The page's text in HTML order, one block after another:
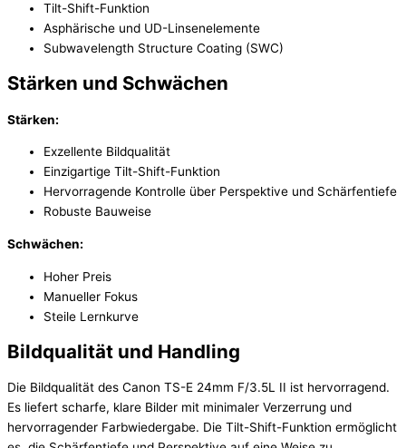
Tilt-Shift-Funktion
Asphärische und UD-Linsenelemente
Subwavelength Structure Coating (SWC)
Stärken und Schwächen
Stärken:
Exzellente Bildqualität
Einzigartige Tilt-Shift-Funktion
Hervorragende Kontrolle über Perspektive und Schärfentiefe
Robuste Bauweise
Schwächen:
Hoher Preis
Manueller Fokus
Steile Lernkurve
Bildqualität und Handling
Die Bildqualität des Canon TS-E 24mm F/3.5L II ist hervorragend.
Es liefert scharfe, klare Bilder mit minimaler Verzerrung und
hervorragender Farbwiedergabe. Die Tilt-Shift-Funktion ermöglicht